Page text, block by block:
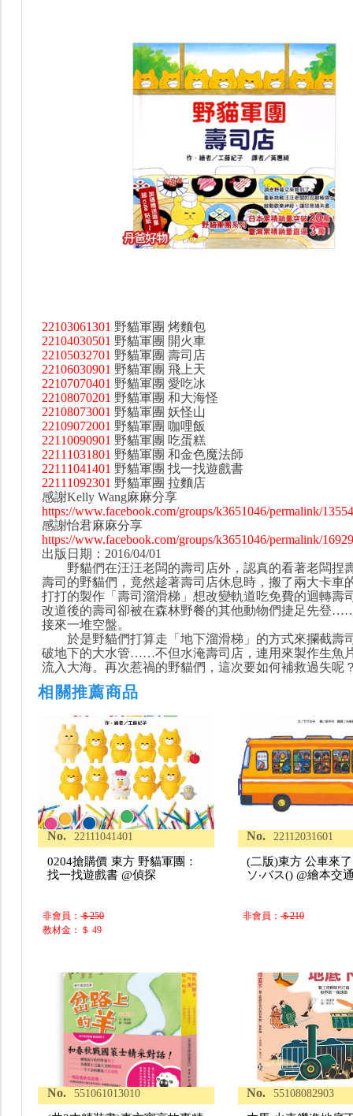
22103061301 野貓軍團 烤麵包
22104030501 野貓軍團 開火車
22105032701 野貓軍團 壽司店
22106030901 野貓軍團 飛上天
22107070401 野貓軍團 愛吃冰
22108070201 野貓軍團 和大海怪
22108073001 野貓軍團 妖怪山
22109072001 野貓軍團 咖哩飯
22110090901 野貓軍團 吃蛋糕
22111031801 野貓軍團 和金色魔法師
22111041401 野貓軍團 找一找遊戲書
22111092301 野貓軍團 拉麵店
感謝Kelly Wang麻麻分享
https://www.facebook.com/groups/k3651046/permalink/
感謝怡君麻麻分享
https://www.facebook.com/groups/k3651046/permalink/
出版日期：2016/04/01
野貓們在汪汪老闆的壽司店外，認真的看著老闆捏
壽司的野貓們，竟然趁著壽司店休息時，搬了兩大卡車
打打的製作「壽司溜滑梯」想改變軌道吃免費的迴轉壽
改道後的壽司卻被在森林野餐的其他動物們捷足先登
接來一堆空盤。
於是野貓們打算走「地下溜滑梯」的方式來攔截壽
破地下的大水管……不但水淹壽司店，連用來製作生魚
流入大海。再次惹禍的野貓們，這次要如何補救過失呢
相關推薦商品
No. 22111041401
0204搶購價 東方 野貓軍團：
找一找遊戲書 @偵探
非會員：＄250
教材金：＄ 49
No. 22112031601
(二版)東方 公車來了
ソ‧バス() @繪本交
非會員： ＄210
No. 551061013010 No. 55108082903